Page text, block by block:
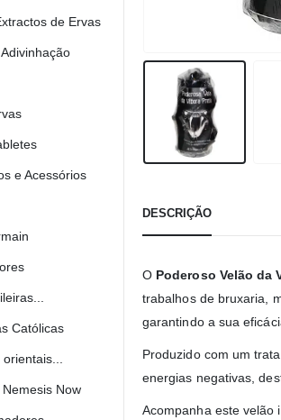
DESCRIÇÃO
O Poderoso Velão da
trabalhos de bruxaria,
garantindo a sua
Produzido com um
energias negativas,
Acompanha este velão
de Ervas
e Acessórios
Católicas
Now